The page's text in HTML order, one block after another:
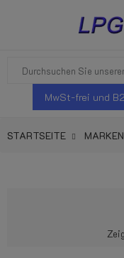
MwSt-frei und
STARTSEITE MARKEN